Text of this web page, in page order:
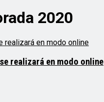
2020
realizará en modo online